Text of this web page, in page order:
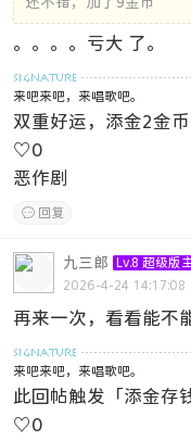
。。。。亏大 了。
来吧来吧，来唱歌吧。
双重好运，添金2金
♡0
恶作剧
 回复
九三郎 Lv.8 超级版
2026-4-24 14:17:08
再来一次，看看能不
来吧来吧，来唱歌吧。
此回帖触发「添金存
♡0